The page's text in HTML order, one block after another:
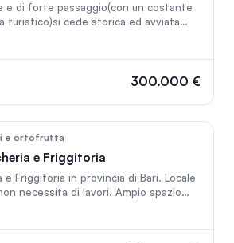
e di forte passaggio(con un costante
turistico)si cede storica ed avviata
Il locale, curato nei
spazi interni garantisce una
Completa la proprietà un accogliente
offrire consumo sul posto
300.000 €
e ortofrutta
e Friggitoria
e Friggitoria in provincia di Bari. Locale
necessita di lavori. Ampio spazio
poter mettere tavolini nel periodo